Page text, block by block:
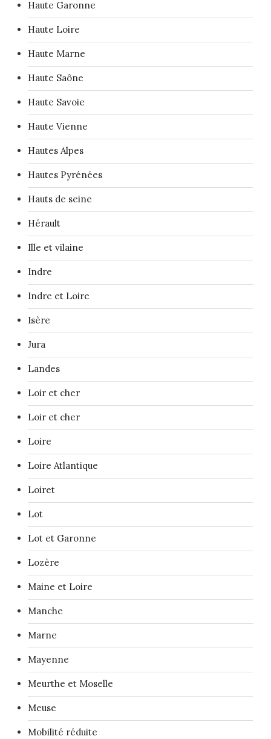
Haute Garonne
Haute Loire
Haute Marne
Haute Saône
Haute Savoie
Haute Vienne
Hautes Alpes
Hautes Pyrénées
Hauts de seine
Hérault
Ille et vilaine
Indre
Indre et Loire
Isère
Jura
Landes
Loir et cher
Loir et cher
Loire
Loire Atlantique
Loiret
Lot
Lot et Garonne
Lozère
Maine et Loire
Manche
Marne
Mayenne
Meurthe et Moselle
Meuse
Mobilité réduite